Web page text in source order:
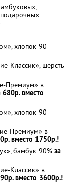
хлопок 90-
Классик», шерсть
Премиум» в
680р. вместо
хлопок 90-
Премиум» в
вместо 1750р.!
бамбук 90% за
Классик» в
вместо 3600р.!